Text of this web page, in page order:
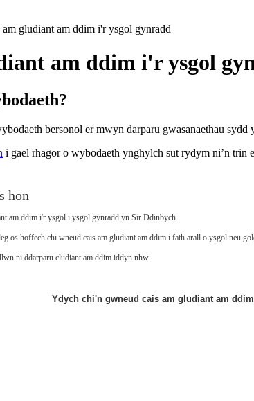
gludiant am ddim i'r ysgol gynradd
am ddim i'r ysgol
bersonol er mwyn darparu gwasanaethau sydd
i gael rhagor o wybodaeth ynghylch sut rydym ni’n trin
hon
am ddim i'r ysgol i ysgol gynradd yn Sir Ddinbych.
os hoffech chi wneud cais am gludiant am ddim i fath arall o ysgol neu
ni ddarparu cludiant am ddim iddyn nhw.
Ydych chi'n gwneud cais am gludiant am